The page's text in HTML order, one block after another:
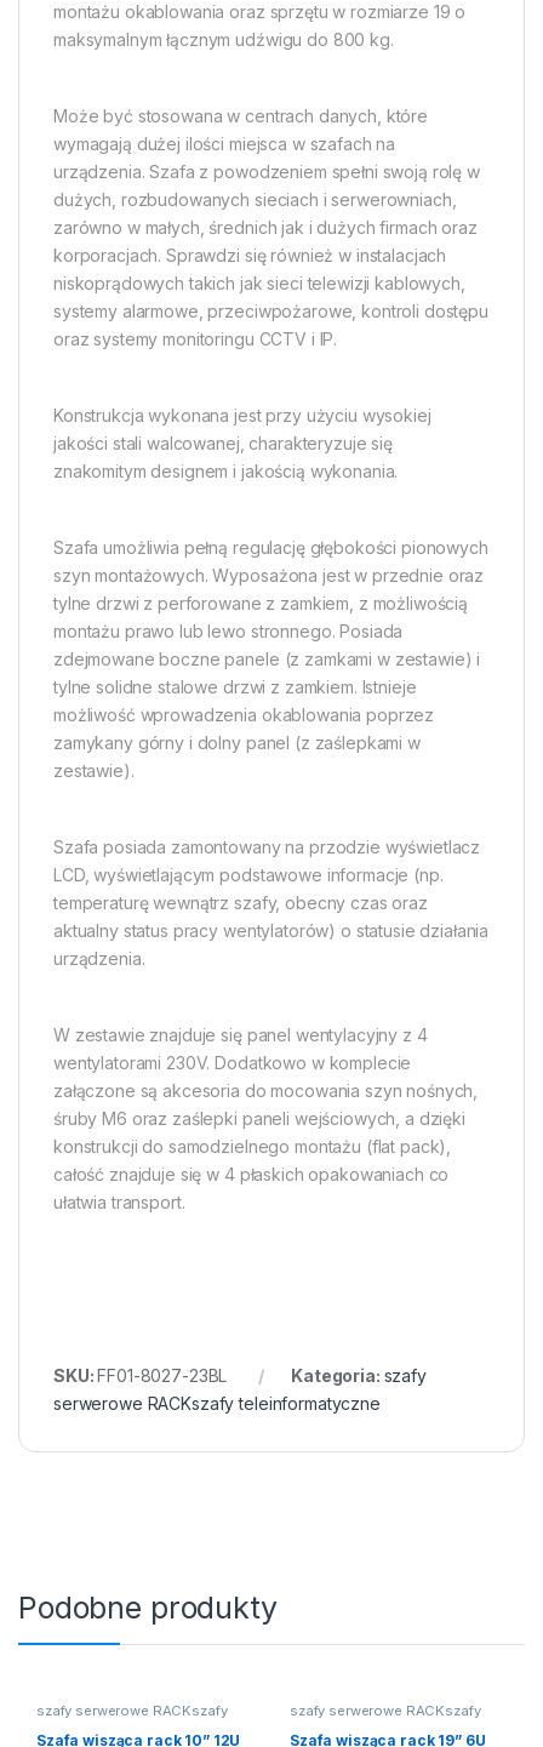
montażu okablowania oraz sprzętu w rozmiarze 19 o
maksymalnym łącznym udźwigu do 800 kg.
Może być stosowana w centrach danych, które
wymagają dużej ilości miejsca w szafach na
urządzenia. Szafa z powodzeniem spełni swoją rolę w
dużych, rozbudowanych sieciach i serwerowniach,
zarówno w małych, średnich jak i dużych firmach oraz
korporacjach. Sprawdzi się również w instalacjach
niskoprądowych takich jak sieci telewizji kablowych,
systemy alarmowe, przeciwpożarowe, kontroli dostępu
oraz systemy monitoringu CCTV i IP.
Konstrukcja wykonana jest przy użyciu wysokiej
jakości stali walcowanej, charakteryzuje się
znakomitym designem i jakością wykonania.
Szafa umożliwia pełną regulację głębokości pionowych
szyn montażowych. Wyposażona jest w przednie oraz
tylne drzwi z perforowane z zamkiem, z możliwością
montażu prawo lub lewo stronnego. Posiada
zdejmowane boczne panele (z zamkami w zestawie) i
tylne solidne stalowe drzwi z zamkiem. Istnieje
możliwość wprowadzenia okablowania poprzez
zamykany górny i dolny panel (z zaślepkami w
zestawie).
Szafa posiada zamontowany na przodzie wyświetlacz
LCD, wyświetlającym podstawowe informacje (np.
temperaturę wewnątrz szafy, obecny czas oraz
aktualny status pracy wentylatorów) o statusie działania
urządzenia.
W zestawie znajduje się panel wentylacyjny z 4
wentylatorami 230V. Dodatkowo w komplecie
załączone są akcesoria do mocowania szyn nośnych,
śruby M6 oraz zaślepki paneli wejściowych, a dzięki
konstrukcji do samodzielnego montażu (flat pack),
całość znajduje się w 4 płaskich opakowaniach co
ułatwia transport.
SKU:FF01-8027-23BL Kategoria: szafy
serwerowe RACKszafy teleinformatyczne
Podobne produkty
szafy serwerowe RACKszafy
Szafa wisząca rack 10” 12U
szafy serwerowe RACKszafy
Szafa wisząca rack 19” 6U